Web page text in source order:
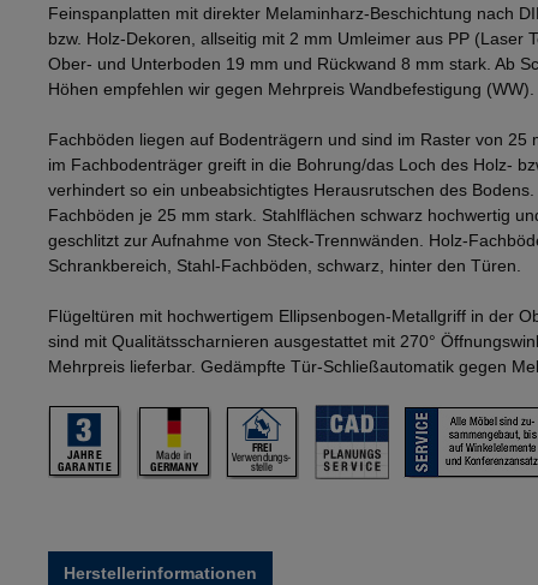
Feinspanplatten mit direkter Melaminharz-Beschichtung nach
bzw. Holz-Dekoren, allseitig mit 2 mm Umleimer aus PP (Laser
Ober- und Unterboden 19 mm und Rückwand 8 mm stark. Ab
Höhen empfehlen wir gegen Mehrpreis Wandbefestigung (WW).
Fachböden liegen auf Bodenträgern und sind im Raster von 25
im Fachbodenträger greift in die Bohrung/das Loch des Holz-
verhindert so ein unbeabsichtigtes Herausrutschen des
Fachböden je 25 mm stark. Stahlflächen schwarz hochwertig
geschlitzt zur Aufnahme von Steck-Trennwänden. Holz-
Schrankbereich, Stahl-Fachböden, schwarz, hinter den Türen.
Flügeltüren mit hochwertigem Ellipsenbogen-Metallgriff in der
sind mit Qualitätsscharnieren ausgestattet mit 270°
Mehrpreis lieferbar. Gedämpfte Tür-Schließautomatik gegen
Herstellerinformationen